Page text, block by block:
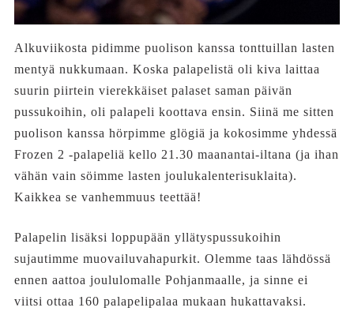
Alkuviikosta pidimme puolison kanssa tonttuillan lasten
mentyä nukkumaan. Koska palapelistä oli kiva laittaa
suurin piirtein vierekkäiset palaset saman päivän
pussukoihin, oli palapeli koottava ensin. Siinä me sitten
puolison kanssa hörpimme glögiä ja kokosimme yhdessä
Frozen 2 -palapeliä kello 21.30 maanantai-iltana (ja ihan
vähän vain söimme lasten joulukalenterisuklaita).
Kaikkea se vanhemmuus teettää!
Palapelin lisäksi loppupään yllätyspussukoihin
sujautimme muovailuvahapurkit. Olemme taas lähdössä
ennen aattoa joululomalle Pohjanmaalle, ja sinne ei
viitsi ottaa 160 palapelipalaa mukaan hukattavaksi.